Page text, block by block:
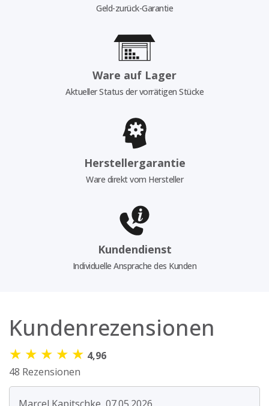
Geld-zurück-Garantie
Ware auf Lager
Aktueller Status der vorrätigen Stücke
Herstellergarantie
Ware direkt vom Hersteller
Kundendienst
Individuelle Ansprache des Kunden
Kundenrezensionen
★ ★ ★ ★ ★ 4,96
48 Rezensionen